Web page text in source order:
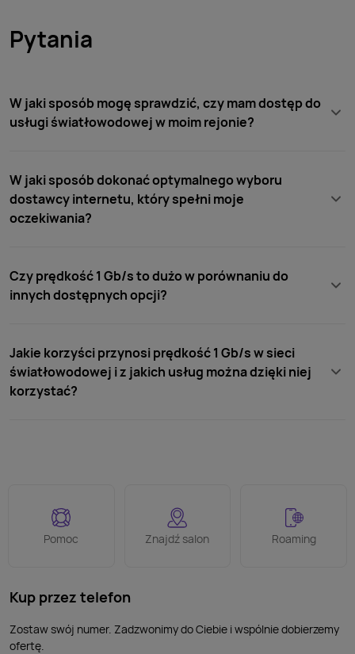
Pytania
W jaki sposób mogę sprawdzić, czy mam dostęp do
usługi światłowodowej w moim rejonie?
W jaki sposób dokonać optymalnego wyboru
dostawcy internetu, który spełni moje
oczekiwania?
Czy prędkość 1 Gb/s to dużo w porównaniu do
innych dostępnych opcji?
Jakie korzyści przynosi prędkość 1 Gb/s w sieci
światłowodowej i z jakich usług można dzięki niej
korzystać?
Pomoc Znajdź salon Roaming
Kup przez telefon
Zostaw swój numer. Zadzwonimy do Ciebie i wspólnie dobierzemy
ofertę.